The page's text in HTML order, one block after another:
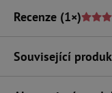
Recenze (1×)
Související